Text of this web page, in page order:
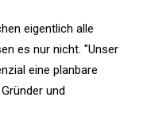
eigentlich alle
es nur nicht. "Unser
eine planbare
und